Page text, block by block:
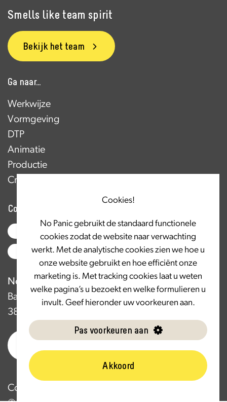
Smells like team spirit
Bekijk het team
Ga naar...
Werkwijze
Vormgeving
DTP
Animatie
Productie
Creative partners
Contact
033 - 456 08 93
info@nopanic.nl
No Panic
Basicweg 19
3821 BR Amersfoort
Cookie settings
Cookies!
No Panic gebruikt de standaard functionele
cookies zodat de website naar verwachting
werkt. Met de analytische cookies zien we hoe u
onze website gebruikt en hoe efficiënt onze
marketing is. Met tracking cookies laat u weten
welke pagina’s u bezoekt en welke formulieren u
invult. Geef hieronder uw voorkeuren aan.
Pas voorkeuren aan
Akkoord